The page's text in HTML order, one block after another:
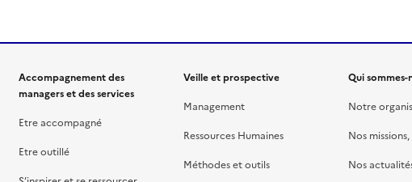
Accompagnement des
managers et des services
Etre accompagné
Etre outillé
Veille et prospective
Management
Ressources Humaines
Méthodes et outils
Qui sommes-
Notre
Nos
Nos